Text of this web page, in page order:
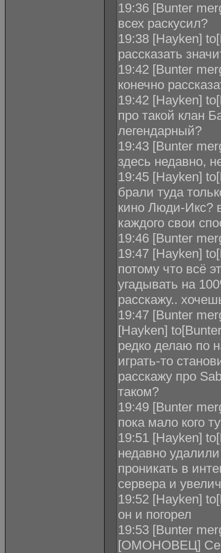
19:36 [Bunter
всех раскусил?
19:38 [Hayken]
рассказать
19:42 [Bunter
конечно
19:42 [Hayken]
про такой клан
легендарный?
19:43 [Bunter
здесь недавно,
19:45 [Hayken]
брали туда
кино Люди-Икс?
каждого свои
19:46 [Bunter
19:47 [Hayken]
потому что всё
угадывать на
расскажу..
19:47 [Bunter
[Hayken]
редко делаю по
играть-то
расскажу про
таком?
19:49 [Bunter
пока мало кого
19:51 [Hayken]
недавно
проникать в
сервера и
19:52 [Hayken]
он и погорел
19:53 [Bunter
[ОМОНОВЕЦ]